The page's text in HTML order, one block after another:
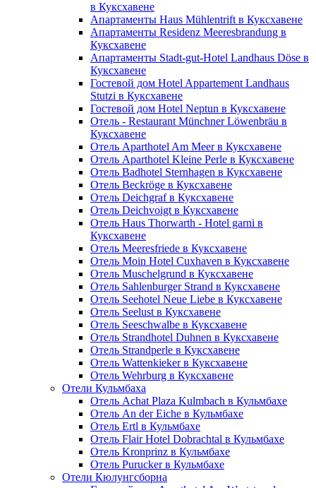
в Куксхавене
Апартаменты Haus Mühlentrift в Куксхавене
Апартаменты Residenz Meeresbrandung в
Куксхавене
Апартаменты Stadt-gut-Hotel Landhaus Döse в
Куксхавене
Гостевой дом Hotel Appartement Landhaus
Stutzi в Куксхавене
Гостевой дом Hotel Neptun в Куксхавене
Отель - Restaurant Münchner Löwenbräu в
Куксхавене
Отель Aparthotel Am Meer в Куксхавене
Отель Aparthotel Kleine Perle в Куксхавене
Отель Badhotel Sternhagen в Куксхавене
Отель Beckröge в Куксхавене
Отель Deichgraf в Куксхавене
Отель Deichvoigt в Куксхавене
Отель Haus Thorwarth - Hotel garni в
Куксхавене
Отель Meeresfriede в Куксхавене
Отель Moin Hotel Cuxhaven в Куксхавене
Отель Muschelgrund в Куксхавене
Отель Sahlenburger Strand в Куксхавене
Отель Seehotel Neue Liebe в Куксхавене
Отель Seelust в Куксхавене
Отель Seeschwalbe в Куксхавене
Отель Strandhotel Duhnen в Куксхавене
Отель Strandperle в Куксхавене
Отель Wattenkieker в Куксхавене
Отель Wehrburg в Куксхавене
Отели Кульмбаха
Отель Achat Plaza Kulmbach в Кульмбахе
Отель An der Eiche в Кульмбахе
Отель Ertl в Кульмбахе
Отель Flair Hotel Dobrachtal в Кульмбахе
Отель Kronprinz в Кульмбахе
Отель Purucker в Кульмбахе
Отели Кюлунгсборна